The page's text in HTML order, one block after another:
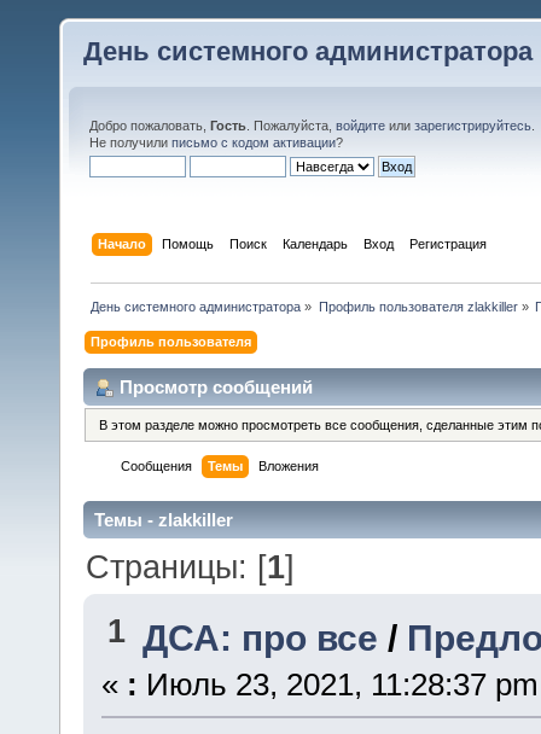
День системного администратора
Добро пожаловать, Гость . Пожалуйста, войдите или зарегистрируйтесь
Не получили письмо с кодом активации?
Начало Помощь Поиск Календарь Вход Регистрация
День системного администратора » Профиль пользователя zlakkiller»
Профиль пользователя
Просмотр сообщений
В этом разделе можно просмотреть все сообщения, сделанные этим
Сообщения Темы Вложения
Темы - zlakkiller
Страницы: [1]
1 ДСА: про все /
« : Июль 23, 2021, 11:28:37